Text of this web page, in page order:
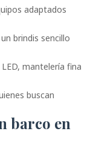
adaptados
brindis sencillo
mantelería fina
buscan
barco en